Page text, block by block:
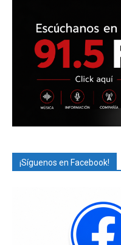
¡Síguenos en Facebook!